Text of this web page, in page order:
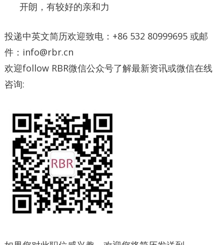
开朗，有较好的亲和力
投递中英文简历欢迎致电：+86 532 80999695 或邮
件：info@rbr.cn
欢迎follow RBR微信公众号了解最新资讯或微信在线
咨询: